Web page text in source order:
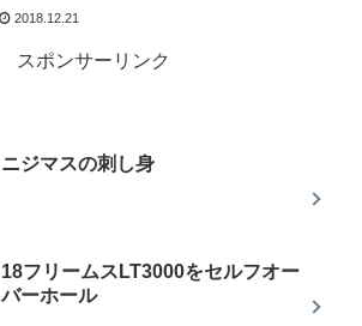
2018.12.21
スポンサーリンク
ニジマスの刺し身
18フリームスLT3000をセルフオー
バーホール